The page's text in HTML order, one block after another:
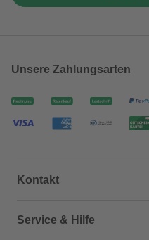
Unsere Zahlungsarten
Kontakt
Dein Kontakt zu uns
Service & Hilfe